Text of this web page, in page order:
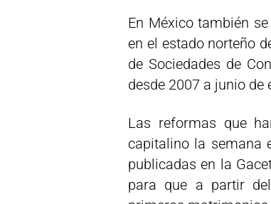
En México también
en el estado norteño
de Sociedades de
desde 2007 a junio de
Las reformas que
capitalino la semana
publicadas en la
para que a partir